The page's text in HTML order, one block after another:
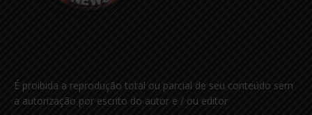
É proibida a reprodução total ou parcial de seu conteúdo sem
a autorização por escrito do autor e / ou editor